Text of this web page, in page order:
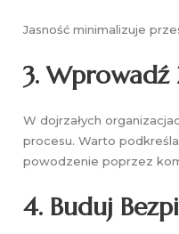
Jasność minimalizuje
3. Wprowadź
W dojrzałych
procesu. Warto
powodzenie poprzez
4. Buduj